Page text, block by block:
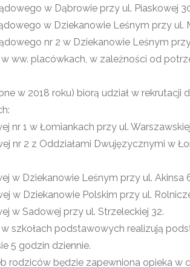
w Dąbrowie przy ul. Piaskowej
w Dziekanowie Leśnym przy ul.
nr 2 w Dziekanowie Leśnym
ww. placówkach, w zależności od
w 2018 roku) biorą udział w
nr 1 w Łomiankach przy ul.
nr 2 z Oddziałami Dwujęzycznymi w
w Dziekanowie Leśnym przy ul. Akinsa
w Dziekanowie Polskim przy ul.
w Sadowej przy ul. Strzeleckiej 32.
szkołach podstawowych realizują
5 godzin dziennie.
rodziców będzie zapewniona opieka w